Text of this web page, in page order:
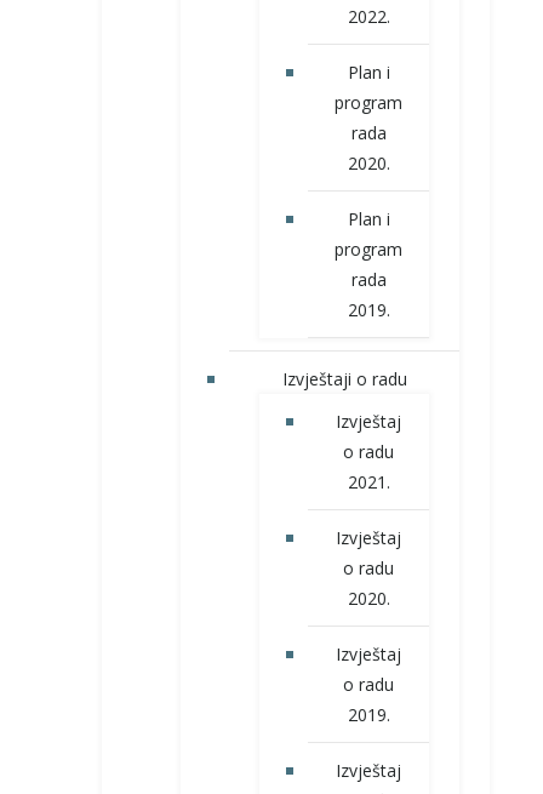
2022.
Plan i
program
rada
2020.
Plan i
program
rada
2019.
Izvještaji o radu
Izvještaj
o radu
2021.
Izvještaj
o radu
2020.
Izvještaj
o radu
2019.
Izvještaj